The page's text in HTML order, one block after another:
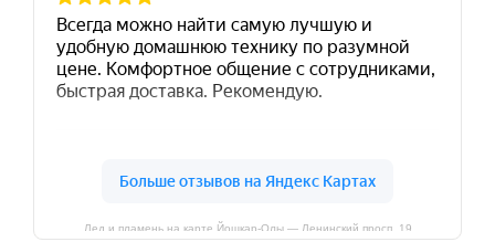
Лед и пламень на карте Йошкар‑Олы — Ленинский просп.,19